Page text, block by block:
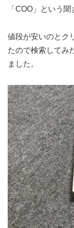
「COO」という
値段が安いのとク
たので検索してみ
ました。